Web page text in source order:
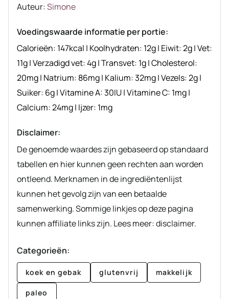
Auteur
Auteur:Simone
Voedingswaarde informatie per portie:
Calorieën: 147kcal | Koolhydraten: 12g| Eiwit:2g|Vet:
11g|Verzadigd vet:4g|Transvet: 1g|Cholesterol:
20mg| Natrium: 86mg| Kalium:32mg|Vezels:2g|
Suiker: 6g|Vitamine A:30IU|Vitamine C: 1mg|
Calcium:24mg| Ijzer: 1mg
Disclaimer:
De genoemde waardes zijn gebaseerd op standaard
tabellen en hier kunnen geen rechten aan worden
ontleend. Merknamen in de ingrediëntenlijst
kunnen het gevolg zijn van een betaalde
samenwerking. Sommige linkjes op deze pagina
kunnen affiliate links zijn. Lees meer: disclaimer.
Categorieën:
koek en gebak glutenvrij makkelijk
paleo